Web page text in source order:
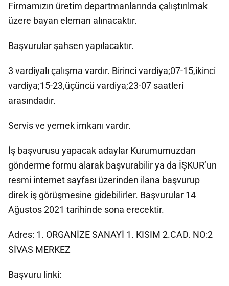
Firmamızın üretim departmanlarında çalıştırılmak
üzere bayan eleman alınacaktır.
Başvurular şahsen yapılacaktır.
3 vardiyalı çalışma vardır. Birinci vardiya;07-15,ikinci
vardiya;15-23,üçüncü vardiya;23-07 saatleri
arasındadır.
Servis ve yemek imkanı vardır.
İş başvurusu yapacak adaylar Kurumumuzdan
gönderme formu alarak başvurabilir ya da İŞKUR’un
resmi internet sayfası üzerinden ilana başvurup
direk iş görüşmesine gidebilirler. Başvurular 14
Ağustos 2021 tarihinde sona erecektir.
Adres: 1. ORGANİZE SANAYİ 1. KISIM 2.CAD. NO:2
SİVAS MERKEZ
Başvuru linki: